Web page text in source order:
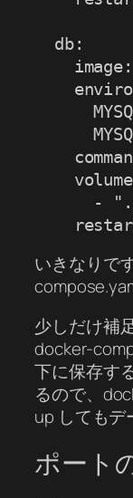
  db:
-
いきなりで
少しだけ補
docker-
下に保存す
るので、
up してもデ
ポート